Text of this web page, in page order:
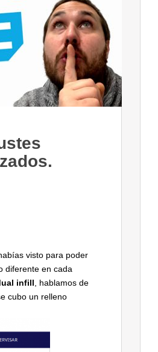
visto para poder
diferente en cada
infill, hablamos de
cubo un relleno